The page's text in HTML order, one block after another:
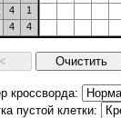
4
1
4
4
кроссворда:
пустой клетки: